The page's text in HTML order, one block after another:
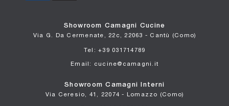
Showroom Camagni Cucine
Via G. Da Cermenate, 22c, 22063 - Cantù (Como)
Tel: +39 031714789
Email: cucine@camagni.it
Showroom Camagni Interni
Via Ceresio, 41, 22074 - Lomazzo (Como)